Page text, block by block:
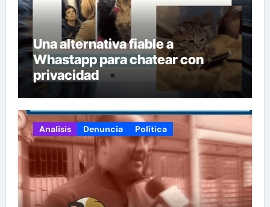
Una alternativa fiable a
Whastapp para chatear con
privacidad
Analisis Denuncia Política